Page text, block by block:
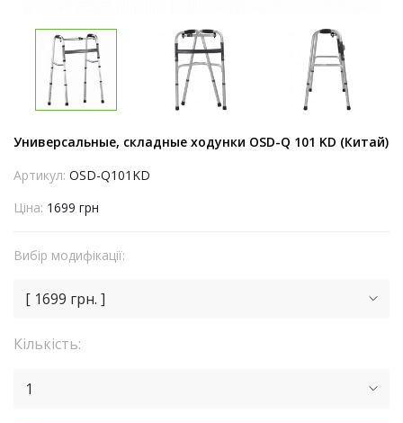
Универсальные, складные ходунки OSD-Q 101 KD (Китай)
Артикул: OSD-Q101KD
Ціна: 1699 грн
Вибір модифікації:
[ 1699 грн. ]
Кількість:
1